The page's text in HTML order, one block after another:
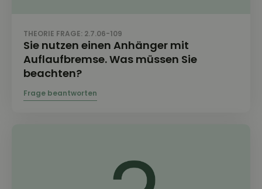
THEORIE FRAGE: 2.7.06-109
Sie nutzen einen Anhänger mit
Auflaufbremse. Was müssen Sie
beachten?